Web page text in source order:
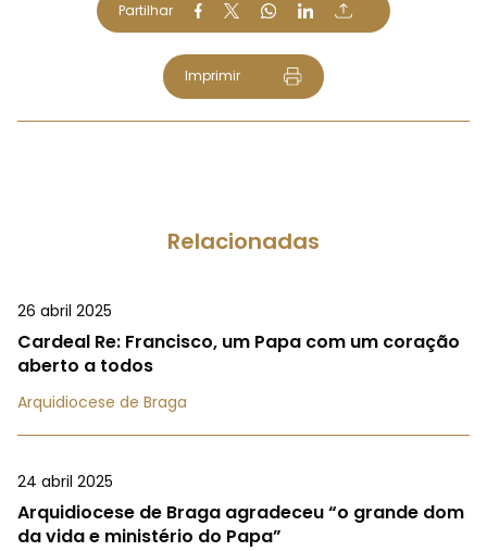
Partilhar
Imprimir
Relacionadas
26 abril 2025
Cardeal Re: Francisco, um Papa com um coração
aberto a todos
Arquidiocese de Braga
24 abril 2025
Arquidiocese de Braga agradeceu “o grande dom
da vida e ministério do Papa”